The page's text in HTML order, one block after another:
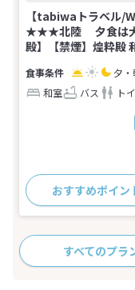
【tabiwaトラベル/
★★★北陸 夕食は大
殿】【禁煙】煌粋殿
夕・
和室
バス ト
おすすめポイン
すべてのプラ